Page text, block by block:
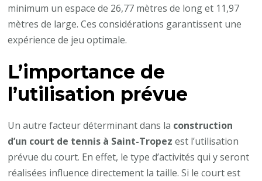
minimum un espace de 26,77 mètres de long et 11,97
mètres de large. Ces considérations garantissent une
expérience de jeu optimale.
L’importance de
l’utilisation prévue
Un autre facteur déterminant dans la construction
d’un court de tennis à Saint-Tropez est l’utilisation
prévue du court. En effet, le type d’activités qui y seront
réalisées influence directement la taille. Si le court est